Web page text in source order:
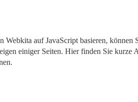
Webkita auf JavaScript basieren, können
einiger Seiten. Hier finden Sie kurze